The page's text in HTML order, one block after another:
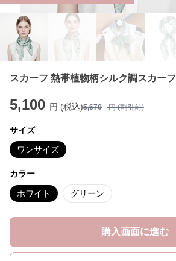
スカーフ 熱帯植物柄シルク調スカーフ
5,100 円 (税込)5,670 円 (割引前)
サイズ
ワンサイズ
カラー
ホワイト グリーン
購入画面に進む